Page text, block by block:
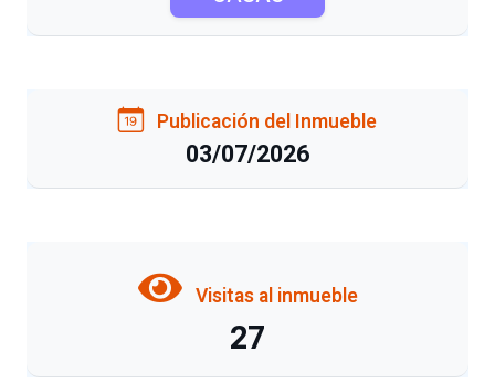
Publicación del Inmueble
03/07/2026
Visitas al inmueble
27